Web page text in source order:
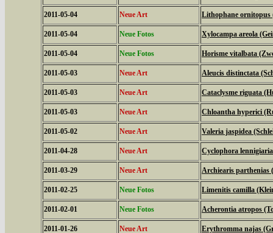
2011-05-04 Neue Art Lithophane ornitopus
2011-05-04 Neue Fotos Xylocampa areola
2011-05-04 Neue Fotos Horisme vitalbata
2011-05-03 Neue Art Aleucis distinctata
2011-05-03 Neue Art Cataclysme riguata
2011-05-03 Neue Art Chloantha hyperici
2011-05-02 Neue Art Valeria jaspidea
2011-04-28 Neue Art Cyclophora
2011-03-29 Neue Art Archiearis
2011-02-25 Neue Fotos Limenitis camilla
2011-02-01 Neue Fotos Acherontia atropos
2011-01-26 Neue Art Erythromma najas